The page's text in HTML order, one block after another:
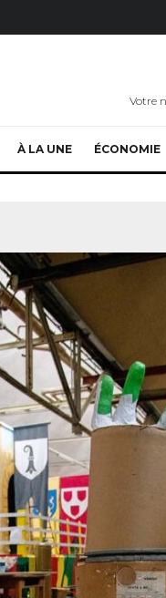
Votre
À LA UNE ÉCONOMIE